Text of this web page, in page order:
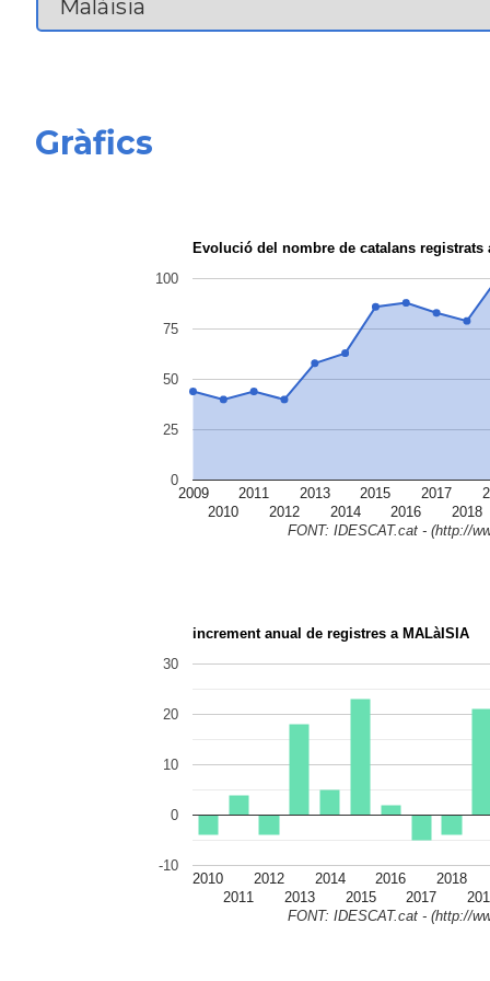
Gràfics
Evolució del nombre de catalans registrats
2009
2010
2011
2012
2013
2014
2015
2016
2017
2018
0
25
50
75
100
FONT: IDESCAT.cat - (http://
increment anual de registres a MALàISIA
2010
2011
2012
2013
2014
2015
2016
2017
2018
-10
0
10
20
30
FONT: IDESCAT.cat - (http://